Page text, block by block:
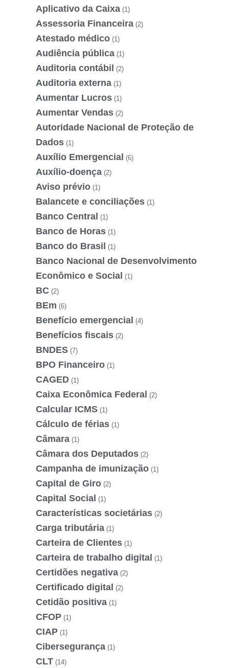
Aplicativo da Caixa (1)
Assessoria Financeira (2)
Atestado médico (1)
Audiência pública (1)
Auditoria contábil (2)
Auditoria externa (1)
Aumentar Lucros (1)
Aumentar Vendas (2)
Autoridade Nacional de Proteção de
Dados (1)
Auxílio Emergencial (6)
Auxílio-doença (2)
Aviso prévio (1)
Balancete e conciliações (1)
Banco Central (1)
Banco de Horas (1)
Banco do Brasil (1)
Banco Nacional de Desenvolvimento
Econômico e Social (1)
BC (2)
BEm (6)
Benefício emergencial (4)
Benefícios fiscais (2)
BNDES (7)
BPO Financeiro (1)
CAGED (1)
Caixa Econômica Federal (2)
Calcular ICMS (1)
Cálculo de férias (1)
Câmara (1)
Câmara dos Deputados (2)
Campanha de imunização (1)
Capital de Giro (2)
Capital Social (1)
Características societárias (2)
Carga tributária (1)
Carteira de Clientes (1)
Carteira de trabalho digital (1)
Certidões negativa (2)
Certificado digital (2)
Cetidão positiva (1)
CFOP (1)
CIAP (1)
Cibersegurança (1)
CLT (14)